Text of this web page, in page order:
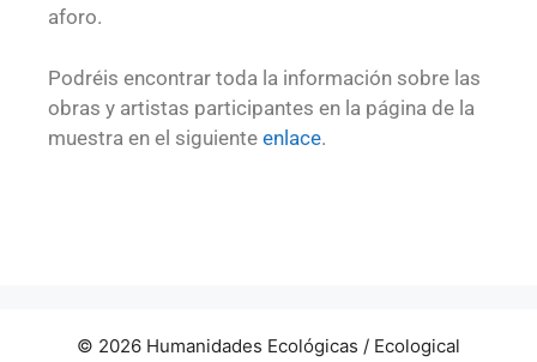
aforo.
Podréis encontrar toda la información sobre las
obras y artistas participantes en la página de la
muestra en el siguiente enlace.
© 2026 Humanidades Ecológicas / Ecological